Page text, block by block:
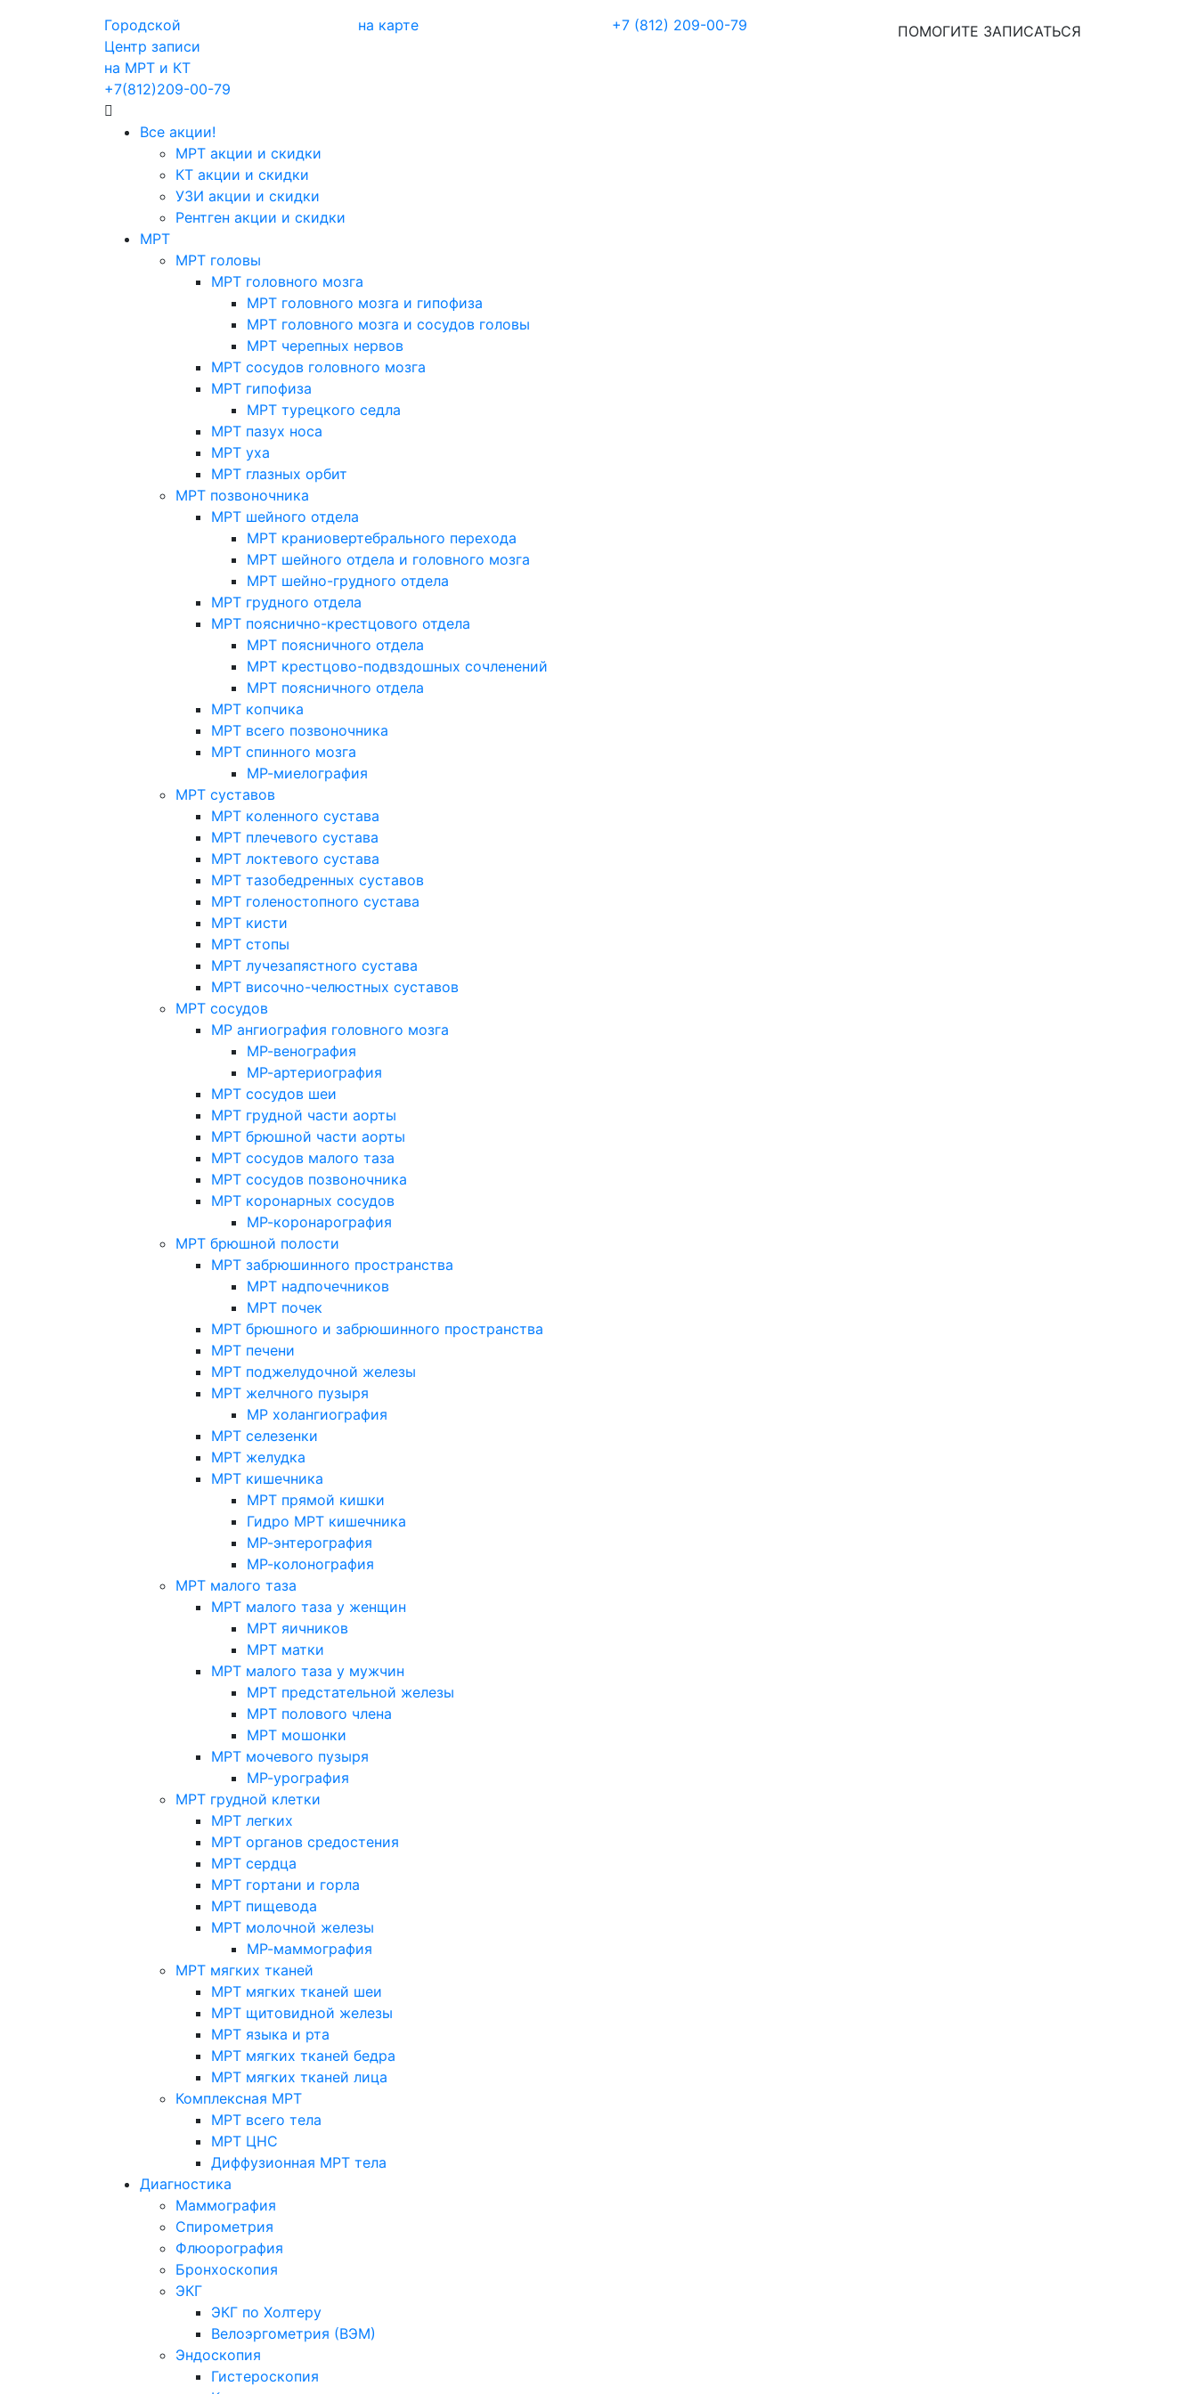
Городской
Центр записи
на МРТ и КТ
+7(812)209-00-79
на карте +7 (812) 209-00-79 ПОМОГИТЕ ЗАПИСАТЬСЯ
Все акции!
МРТ акции и скидки
КТ акции и скидки
УЗИ акции и скидки
Рентген акции и скидки
МРТ
МРТ головы
МРТ головного мозга
МРТ головного мозга и гипофиза
МРТ головного мозга и сосудов головы
МРТ черепных нервов
МРТ сосудов головного мозга
МРТ гипофиза
МРТ турецкого седла
МРТ пазух носа
МРТ уха
МРТ глазных орбит
МРТ позвоночника
МРТ шейного отдела
МРТ краниовертебрального перехода
МРТ шейного отдела и головного мозга
МРТ шейно-грудного отдела
МРТ грудного отдела
МРТ пояснично-крестцового отдела
МРТ поясничного отдела
МРТ крестцово-подвздошных сочленений
МРТ поясничного отдела
МРТ копчика
МРТ всего позвоночника
МРТ спинного мозга
МР-миелография
МРТ суставов
МРТ коленного сустава
МРТ плечевого сустава
МРТ локтевого сустава
МРТ тазобедренных суставов
МРТ голеностопного сустава
МРТ кисти
МРТ стопы
МРТ лучезапястного сустава
МРТ височно-челюстных суставов
МРТ сосудов
МР ангиография головного мозга
МР-венография
МР-артериография
МРТ сосудов шеи
МРТ грудной части аорты
МРТ брюшной части аорты
МРТ сосудов малого таза
МРТ сосудов позвоночника
МРТ коронарных сосудов
МР-коронарография
МРТ брюшной полости
МРТ забрюшинного пространства
МРТ надпочечников
МРТ почек
МРТ брюшного и забрюшинного пространства
МРТ печени
МРТ поджелудочной железы
МРТ желчного пузыря
МР холангиография
МРТ селезенки
МРТ желудка
МРТ кишечника
МРТ прямой кишки
Гидро МРТ кишечника
МР-энтерография
МР-колонография
МРТ малого таза
МРТ малого таза у женщин
МРТ яичников
МРТ матки
МРТ малого таза у мужчин
МРТ предстательной железы
МРТ полового члена
МРТ мошонки
МРТ мочевого пузыря
МР-урография
МРТ грудной клетки
МРТ легких
МРТ органов средостения
МРТ сердца
МРТ гортани и горла
МРТ пищевода
МРТ молочной железы
МР-маммография
МРТ мягких тканей
МРТ мягких тканей шеи
МРТ щитовидной железы
МРТ языка и рта
МРТ мягких тканей бедра
МРТ мягких тканей лица
Комплексная МРТ
МРТ всего тела
МРТ ЦНС
Диффузионная МРТ тела
Диагностика
Маммография
Спирометрия
Флюорография
Бронхоскопия
ЭКГ
ЭКГ по Холтеру
Велоэргометрия (ВЭМ)
Эндоскопия
Гистероскопия